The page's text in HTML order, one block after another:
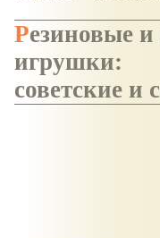
Резиновые и пластмассовые
игрушки:
советские и